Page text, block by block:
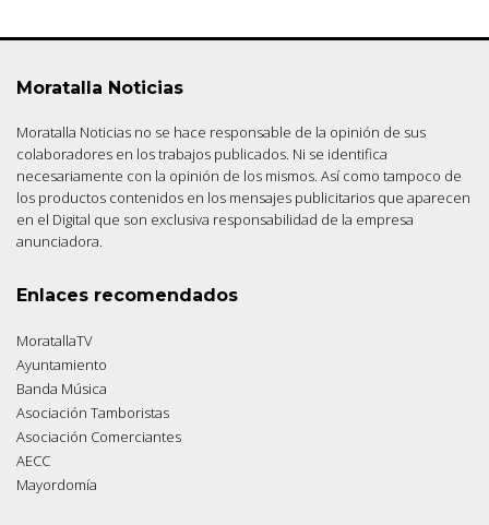
Moratalla Noticias
Moratalla Noticias no se hace responsable de la opinión de sus
colaboradores en los trabajos publicados. Ni se identifica
necesariamente con la opinión de los mismos. Así como tampoco de
los productos contenidos en los mensajes publicitarios que aparecen
en el Digital que son exclusiva responsabilidad de la empresa
anunciadora.
Enlaces recomendados
MoratallaTV
Ayuntamiento
Banda Música
Asociación Tamboristas
Asociación Comerciantes
AECC
Mayordomía